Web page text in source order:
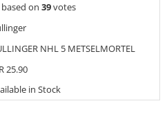
on 39votes
NHL 5 METSELMORTEL
25.90
in Stock